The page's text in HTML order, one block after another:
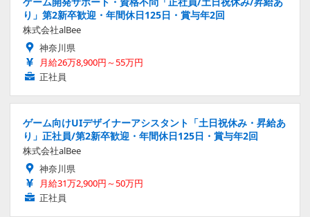
り」第2新卒歓迎・年間休日125日・賞与年2回
株式会社alBee
神奈川県
月給26万8,900円～55万円
正社員
ゲーム向けUIデザイナーアシスタント「土日祝休み・昇給あ
り」正社員/第2新卒歓迎・年間休日125日・賞与年2回
株式会社alBee
神奈川県
月給31万2,900円～50万円
正社員